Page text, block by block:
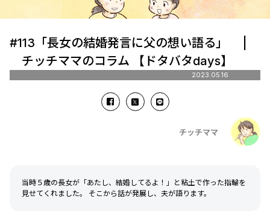
#113「長女の結婚発言に父の想い語る」 |
チッチママのコラム 【ドタバタdays】
2023.05.16
チッチママ
当時５歳の長女が「あたし、結婚してるよ！」と粘土で作った指輪を
見せてくれました。 そこから話が発展し、夫が語ります。